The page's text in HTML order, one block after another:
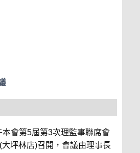
會第5屆第3次理監事聯席會
坪林店)召開，會議由理事長